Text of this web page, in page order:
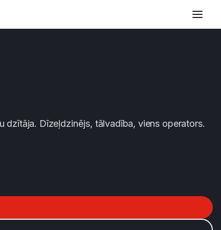
Dīzeļdzinējs, tālvadība, viens operators.